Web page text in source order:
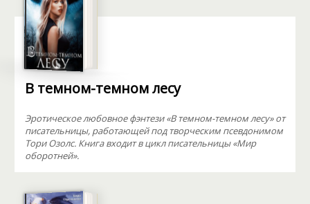
В темном-темном лесу
Эротическое любовное фэнтези «В темном-темном лесу» от
писательницы, работающей под творческим псевдонимом
Тори Озолс. Книга входит в цикл писательницы «Мир
оборотней».